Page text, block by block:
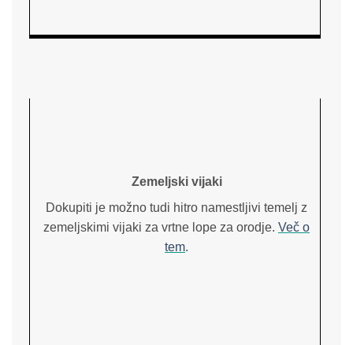
Zemeljski vijaki
Dokupiti je možno tudi hitro namestljivi temelj z
zemeljskimi vijaki za vrtne lope za orodje. Več o
tem.